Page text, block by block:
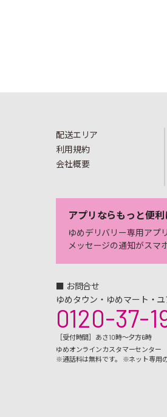
配送エリア
利用規約
会社概要
アプリならもっと便利
ゆめデリバリー専用アプ
メッセージの通知がスマ
■ お問合せ
ゆめタウン・ゆめマート・ユ
0120-37-
［受付時間］あさ10時～夕方6時
ゆめオンラインカスタマーセンター
※通話料は無料です。 ※ネット専用